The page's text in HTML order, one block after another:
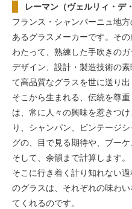
レーマン（ヴェルリィ・デ
フランス・シャンパーニュ地
あるグラスメーカーです。そ
わたって、熟練した手吹きの
デザイン、設計・製造技術の
て高品質なグラスを世に送り出
そこから生まれる、伝統を尊
は、常に人々の興味を惹きつ
り、シャンパン、ビンテージ
グの、目で見る期待や、ブー
そして、余韻まで計算します。
そこに行き着く計り知れない
のグラスは、それぞれの味わ
てくれるのです。